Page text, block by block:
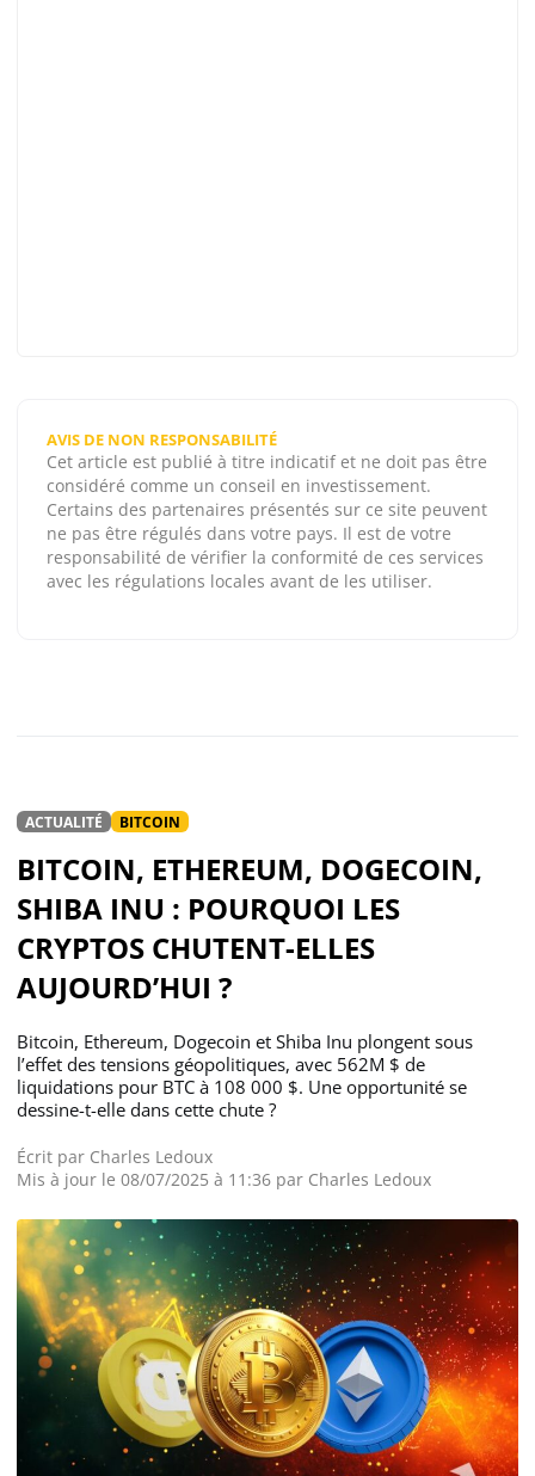
AVIS DE NON RESPONSABILITÉ
Cet article est publié à titre indicatif et ne doit pas être
considéré comme un conseil en investissement.
Certains des partenaires présentés sur ce site peuvent
ne pas être régulés dans votre pays. Il est de votre
responsabilité de vérifier la conformité de ces services
avec les régulations locales avant de les utiliser.
ACTUALITÉ BITCOIN
BITCOIN, ETHEREUM, DOGECOIN,
SHIBA INU : POURQUOI LES
CRYPTOS CHUTENT-ELLES
AUJOURD’HUI ?
Bitcoin, Ethereum, Dogecoin et Shiba Inu plongent sous
l’effet des tensions géopolitiques, avec 562M $ de
liquidations pour BTC à 108 000 $. Une opportunité se
dessine-t-elle dans cette chute ?
Écrit par Charles Ledoux
Mis à jour le 08/07/2025 à 11:36 par Charles Ledoux